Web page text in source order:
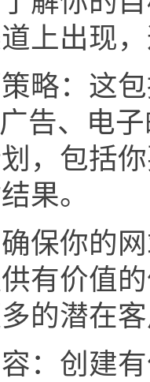
上出现
略：这
广告、电
，包括
果。
保你的
有价值
的潜在
：创建